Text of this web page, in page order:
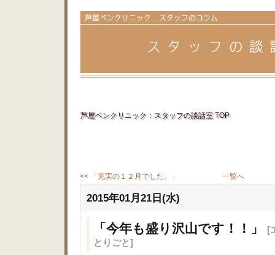
芦屋ベンクリニック：スタッフの談話室 TOP
<< 「充実の１２月でした。」 一覧へ
2015年01月21日(水)
「今年も盛り沢山です！！」
[
とりごと]